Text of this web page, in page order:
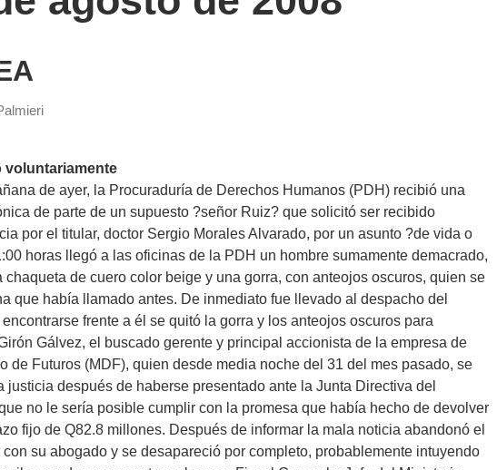
voluntariamente
de ayer, la Procuraduría de Derechos Humanos (PDH) recibió una
de parte de un supuesto ?señor Ruiz? que solicitó ser recibido
por el titular, doctor Sergio Morales Alvarado, por un asunto ?de vida o
horas llegó a las oficinas de la PDH un hombre sumamente demacrado,
de cuero color beige y una gorra, con anteojos oscuros, quien se
que había llamado antes. De inmediato fue llevado al despacho del
frente a él se quitó la gorra y los anteojos oscuros para
Gálvez, el buscado gerente y principal accionista de la empresa de
de Futuros (MDF), quien desde media noche del 31 del mes pasado, se
justicia después de haberse presentado ante la Junta Directiva del
no le sería posible cumplir con la promesa que había hecho de devolver
fijo de Q82.8 millones. Después de informar la mala noticia abandonó el
su abogado y se desapareció por completo, probablemente intuyendo